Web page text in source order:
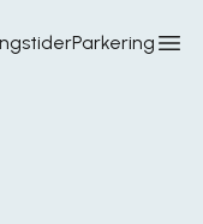
Parkering